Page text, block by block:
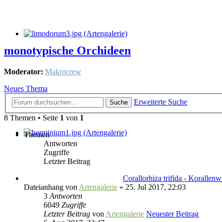
monotypische Orchideen
Moderator: Makrocrew
Neues Thema
Suche
Erweiterte Suche
8 Themen • Seite 1 von 1
Themen
Antworten
Zugriffe
Letzter Beitrag
Corallorhiza trifida -
Dateianhang von Artengalerie » 25. Jul 2017, 22:03
3 Antworten
6049 Zugriffe
Letzter Beitrag von Artengalerie Neuester Beitrag